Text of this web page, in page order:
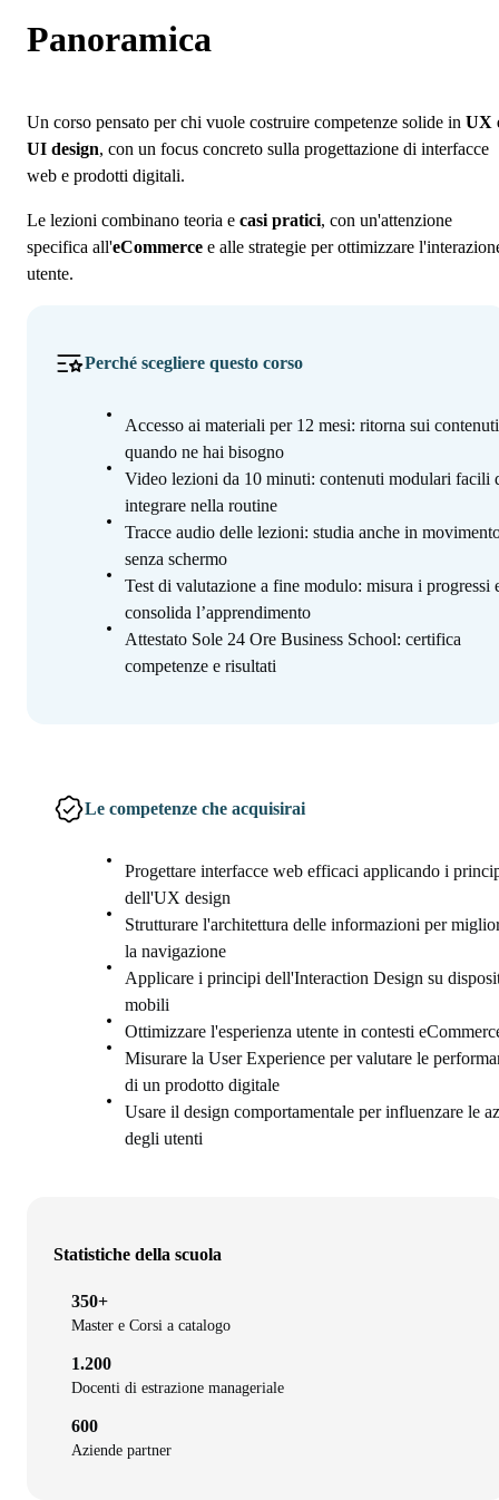
Programma
Iscrizione
Panoramica
Un corso pensato per chi vuole costruire competenze solide in UX
UI design, con un focus concreto sulla progettazione di interfacce
web e prodotti digitali.
Le lezioni combinano teoria e casi pratici, con un'attenzione
specifica all'eCommerce e alle strategie per ottimizzare
utente.
Perché scegliere questo corso
Accesso ai materiali per 12 mesi: ritorna sui contenuti
quando ne hai bisogno
Video lezioni da 10 minuti: contenuti modulari facili
integrare nella routine
Tracce audio delle lezioni: studia anche in
senza schermo
Test di valutazione a fine modulo: misura i progressi
consolida l’apprendimento
Attestato Sole 24 Ore Business School: certifica
competenze e risultati
Le competenze che acquisirai
Progettare interfacce web efficaci applicando i
dell'UX design
Strutturare l'architettura delle informazioni per
la navigazione
Applicare i principi dell'Interaction Design su
mobili
Ottimizzare l'esperienza utente in contesti
Misurare la User Experience per valutare le
di un prodotto digitale
Usare il design comportamentale per influenzare le
degli utenti
Statistiche della scuola
350+
Master e Corsi a catalogo
1.200
Docenti di estrazione manageriale
600
Aziende partner